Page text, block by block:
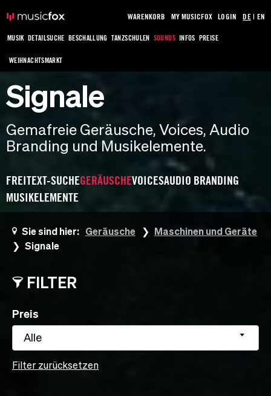
MUSIK DETAILSUCHE BESCHALLUNG TANZSCHULEN SOUNDS INFOS PREISE
WEIHNACHTSMARKT
WARENKORB MY MUSICFOX LOGIN DE| EN
Signale
Gemafreie Geräusche, Voices, Audio
Branding und Musikelemente.
FREITEXT-SUCHEGERÄUSCHEVOICESAUDIO BRANDING
MUSIKELEMENTE
Sie sind hier: Geräusche
Maschinen und Geräte
Signale
FILTER
Preis
Alle
Filter zurücksetzen